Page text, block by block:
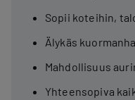
Sopii koteihin,
Älykäs
Mahdollisuus
Yhteensopiva